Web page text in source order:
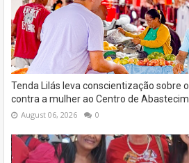
Tenda Lilás leva conscientização sobre
contra a mulher ao Centro de
August 06, 2026 0